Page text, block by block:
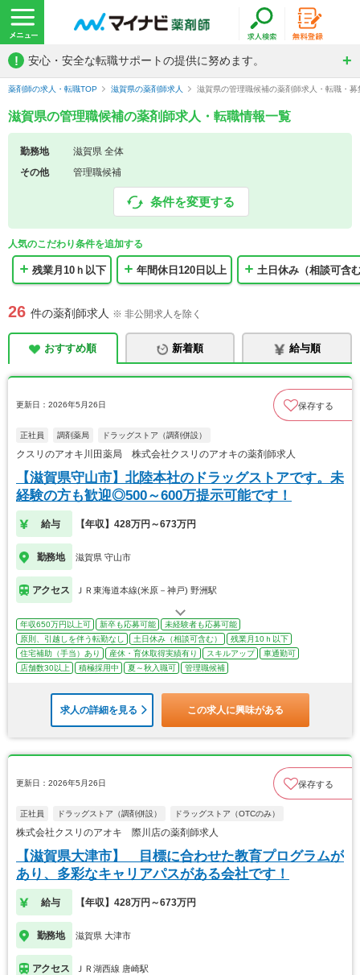
! 安心・安全な転職サポートの提供に努めます。
薬剤師の求人・転職TOP 滋賀県の薬剤師求人 滋賀県の管理職候補の薬剤師求人・転職・募
滋賀県の管理職候補の薬剤師求人・転職情報一覧
勤務地
滋賀県 全体
その他
管理職候補
条件を変更する
人気のこだわり条件を追加する
残業月10ｈ以下 年間休日120日以上 土日休み（相談可含
26 件の薬剤師求人 ※ 非公開求人を除く
おすすめ順 新着順 給与順
更新日：2026年5月26日 保存する
正社員 調剤薬局 ドラッグストア（調剤併設）
クスリのアオキ川田薬局 株式会社クスリのアオキの薬剤師求人
【滋賀県守山市】北陸本社のドラッグストアです。未
経験の方も歓迎◎500～600万提示可能です！
給与 【年収】428万円～673万円
勤務地 滋賀県 守山市
アクセス ＪＲ東海道本線(米原－神戸) 野洲駅
年収650万円以上可 新卒も応募可能
未経験者も応募可能
原則、引越しを伴う転勤なし
土日休み（相談可含む）
残業月10ｈ以下
住宅補助（手当）あり
産休・育休取得実績有り スキルアップ
車通勤可
店舗数30以上
積極採用中 夏～秋入職可 管理職候補
求人の詳細を見る この求人に興味がある
更新日：2026年5月26日 保存する
正社員 ドラッグストア（調剤併設） ドラッグストア（OTCのみ）
株式会社クスリのアオキ 際川店の薬剤師求人
【滋賀県大津市】 目標に合わせた教育プログラムが
あり、多彩なキャリアパスがある会社です！
給与 【年収】428万円～673万円
勤務地 滋賀県 大津市
アクセス ＪＲ湖西線 唐崎駅